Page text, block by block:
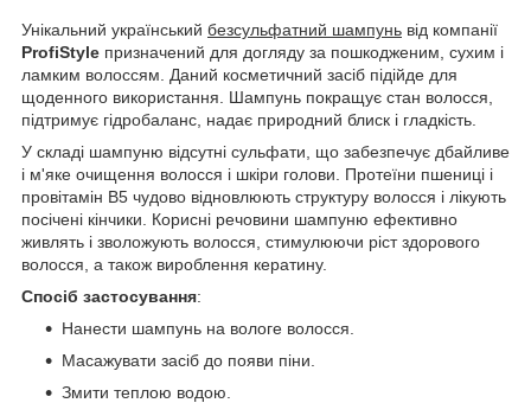
Унікальний український безсульфатний шампунь від компанії
ProfiStyle призначений для догляду за пошкодженим, сухим і
ламким волоссям. Даний косметичний засіб підійде для
щоденного використання. Шампунь покращує стан волосся,
підтримує гідробаланс, надає природний блиск і гладкість.
У складі шампуню відсутні сульфати, що забезпечує дбайливе
і м'яке очищення волосся і шкіри голови. Протеїни пшениці і
провітамін В5 чудово відновлюють структуру волосся і лікують
посічені кінчики. Корисні речовини шампуню ефективно
живлять і зволожують волосся, стимулюючи ріст здорового
волосся, а також вироблення кератину.
Спосіб застосування:
Нанести шампунь на вологе волосся.
Масажувати засіб до появи піни.
Змити теплою водою.